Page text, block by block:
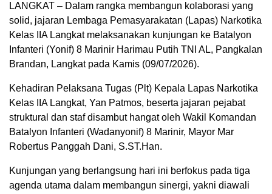
LANGKAT – Dalam rangka membangun kolaborasi yang
solid, jajaran Lembaga Pemasyarakatan (Lapas) Narkotika
Kelas IIA Langkat melaksanakan kunjungan ke Batalyon
Infanteri (Yonif) 8 Marinir Harimau Putih TNI AL, Pangkalan
Brandan, Langkat pada Kamis (09/07/2026).
Kehadiran Pelaksana Tugas (Plt) Kepala Lapas Narkotika
Kelas IIA Langkat, Yan Patmos, beserta jajaran pejabat
struktural dan staf disambut hangat oleh Wakil Komandan
Batalyon Infanteri (Wadanyonif) 8 Marinir, Mayor Mar
Robertus Panggah Dani, S.ST.Han.
Kunjungan yang berlangsung hari ini berfokus pada tiga
agenda utama dalam membangun sinergi, yakni diawali